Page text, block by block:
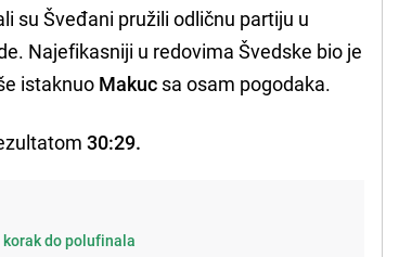
su Šveđani pružili odličnu partiju u
Najefikasniji u redovima Švedske bio je
istaknuo Makuc sa osam pogodaka.
30:29.
korak do polufinala